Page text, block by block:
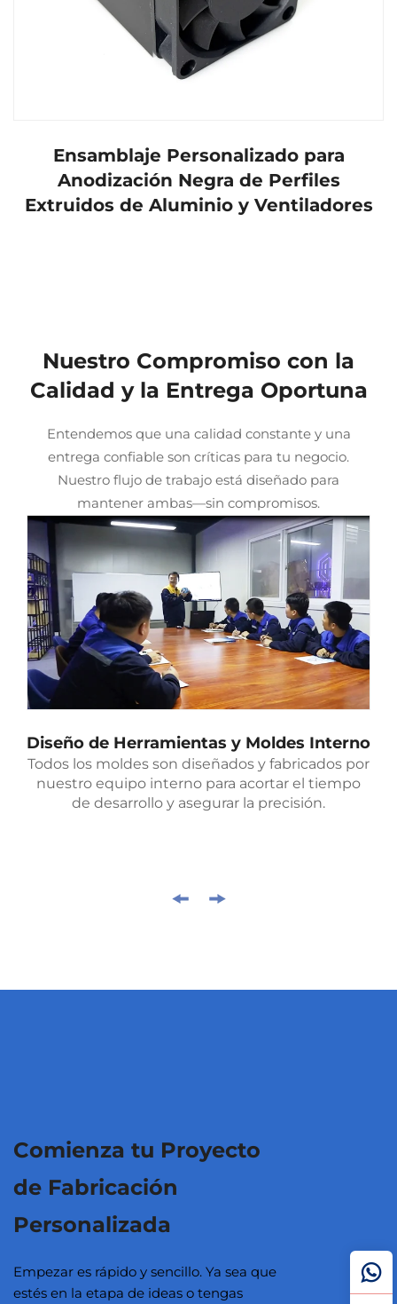
Ensamblaje Personalizado para
Anodización Negra de Perfiles
Extruidos de Aluminio y Ventiladores
Nuestro Compromiso con la
Calidad y la Entrega Oportuna
Entendemos que una calidad constante y una
entrega confiable son críticas para tu negocio.
Nuestro flujo de trabajo está diseñado para
mantener ambas—sin compromisos.
Diseño de Herramientas y Moldes Interno
Todos los moldes son diseñados y fabricados por
nuestro equipo interno para acortar el tiempo
de desarrollo y asegurar la precisión.
Comienza tu Proyecto
de Fabricación
Personalizada
Empezar es rápido y sencillo. Ya sea que
estés en la etapa de ideas o tengas